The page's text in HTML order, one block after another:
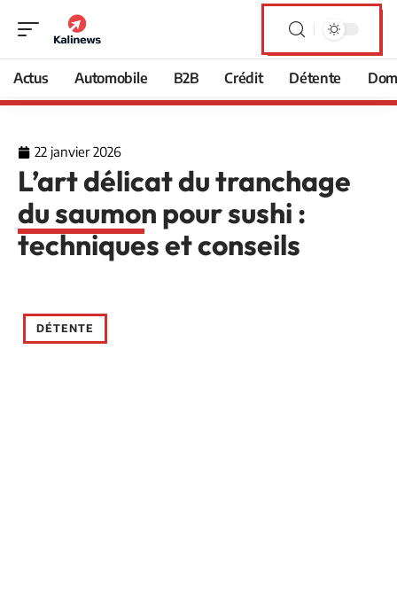
Actus Automobile B2B Crédit Détente
22 janvier 2026
L’art délicat du tranchage
du saumon pour sushi :
techniques et conseils
DÉTENTE